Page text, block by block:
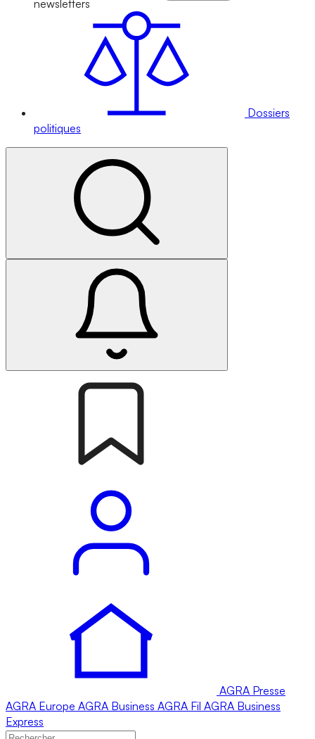
newsletters
Dossiers
politiques
AGRA Presse
AGRA Europe AGRA Business AGRA Fil AGRA Business
Express